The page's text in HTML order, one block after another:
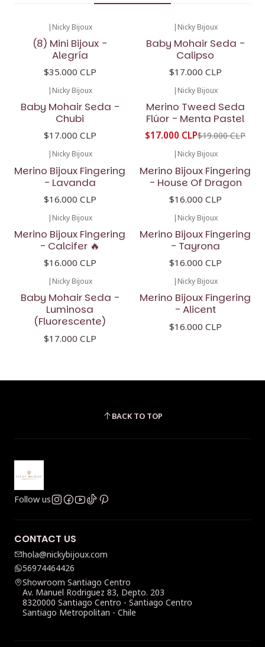
| Nicky Bijoux
(8) Mini Bijoux -
Alegría
$35.000 CLP
| Nicky Bijoux
Baby Mohair Seda -
Calipso
$17.000 CLP
| Nicky Bijoux
Baby Mohair Seda -
Chubi
$17.000 CLP
| Nicky Bijoux
Merino Tweed Seda
Flúor - Menta Pastel
$17.000 CLP$19.000 CLP
| Nicky Bijoux
Merino Bijoux Fingering
- Lavanda
$16.000 CLP
| Nicky Bijoux
Merino Bijoux Fingering
- House Of Dragon
$16.000 CLP
| Nicky Bijoux
Merino Bijoux Fingering
- Calcifer 🔥
$16.000 CLP
| Nicky Bijoux
Merino Bijoux Fingering
- Tayrona
$16.000 CLP
| Nicky Bijoux
Baby Mohair Seda -
Luminosa
(Fluorescente)
$17.000 CLP
| Nicky Bijoux
Merino Bijoux Fingering
- Alicent
$16.000 CLP
BACK TO TOP
Follow us
CONTACT US
hola@nickybijoux.com
56974464426
Showroom Santiago Centro
Av. Manuel Rodriguez 83, Depto. 203
8320000 Santiago Centro - Santiago Centro
Santiago Metropolitan - Chile